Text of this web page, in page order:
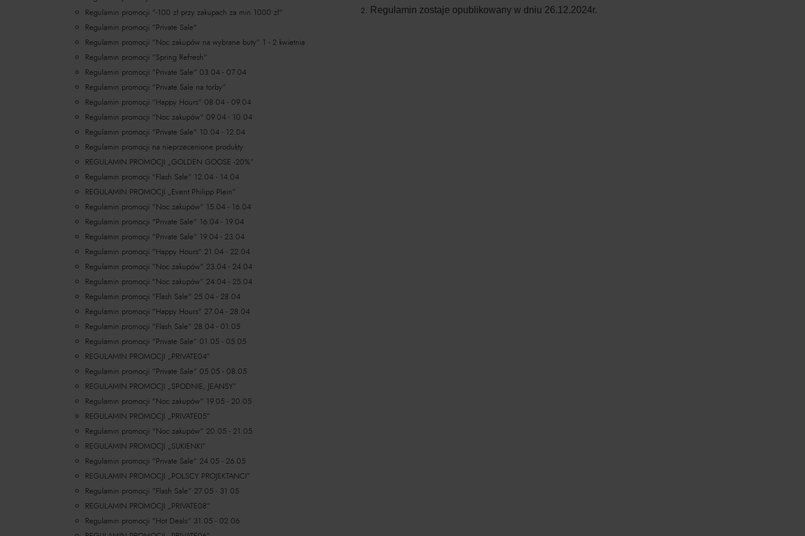
Regulamin promocji "-100 zł przy zakupach za min 1000 zł"
Regulamin promocji "Private Sale"
Regulamin promocji "Noc zakupów na wybrane buty" 1 - 2 kwietnia
Regulamin promocji "Spring Refresh"
Regulamin promocji "Private Sale" 03.04 - 07.04
Regulamin promocji "Private Sale na torby"
Regulamin promocji "Happy Hours" 08.04 - 09.04
Regulamin promocji "Noc zakupów" 09.04 - 10.04
Regulamin promocji "Private Sale" 10.04 - 12.04
Regulamin promocji na nieprzecenione produkty
REGULAMIN PROMOCJI „GOLDEN GOOSE -20%”
Regulamin promocji "Flash Sale" 12.04 - 14.04
REGULAMIN PROMOCJI „Event Philipp Plein”
Regulamin promocji "Noc zakupów" 15.04 - 16.04
Regulamin promocji "Private Sale" 16.04 - 19.04
Regulamin promocji "Private Sale" 19.04 - 23.04
Regulamin promocji "Happy Hours" 21.04 - 22.04
Regulamin promocji "Noc zakupów" 23.04 - 24.04
Regulamin promocji "Noc zakupów" 24.04 - 25.04
Regulamin promocji "Flash Sale" 25.04 - 28.04
Regulamin promocji "Happy Hours" 27.04 - 28.04
Regulamin promocji "Flash Sale" 28.04 - 01.05
Regulamin promocji "Private Sale" 01.05 - 05.05
REGULAMIN PROMOCJI „PRIVATE04”
Regulamin promocji "Private Sale" 05.05 - 08.05
REGULAMIN PROMOCJI „SPODNIE, JEANSY”
Regulamin promocji "Noc zakupów" 19.05 - 20.05
REGULAMIN PROMOCJI „PRIVATE05”
Regulamin promocji "Noc zakupów" 20.05 - 21.05
REGULAMIN PROMOCJI „SUKIENKI”
Regulamin promocji "Private Sale" 24.05 - 26.05
REGULAMIN PROMOCJI „POLSCY PROJEKTANCI”
Regulamin promocji "Flash Sale" 27.05 - 31.05
REGULAMIN PROMOCJI „PRIVATE08”
Regulamin promocji "Hot Deals" 31.05 - 02.06
Regulamin zostaje opublikowany w dniu 26.12.2024r.